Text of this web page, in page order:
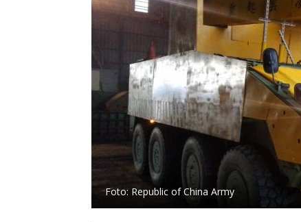
Foto: Republic of China Army